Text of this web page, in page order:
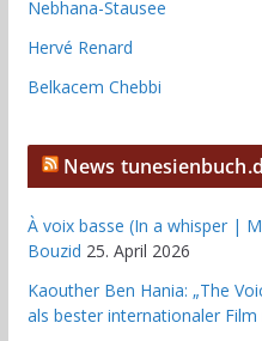
Nebhana-Stausee
Hervé Renard
Belkacem Chebbi
News
À voix basse (In a whisper |
Bouzid 25. April 2026
Kaouther Ben Hania: „The
als bester internationaler